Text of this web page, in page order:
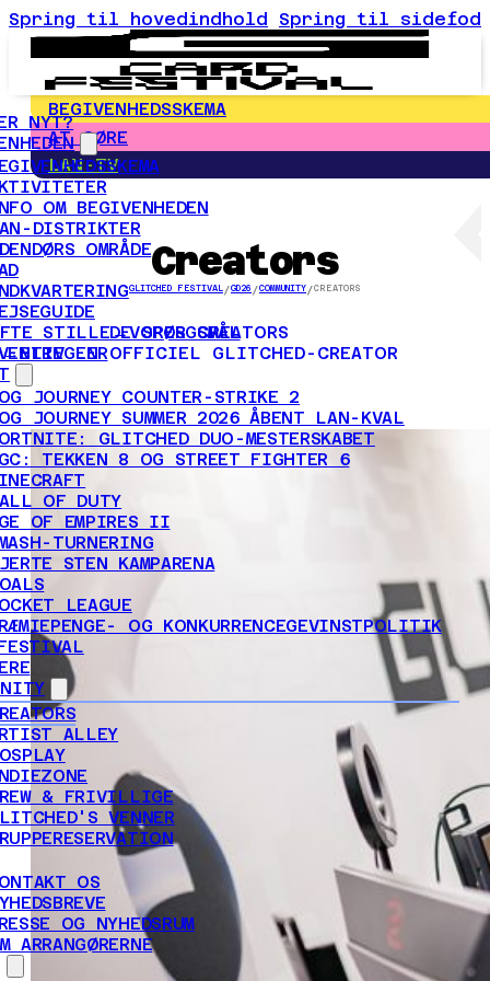
Spring til hovedindhold Spring til sidefod
NYT?
OM BEGIVENHEDEN
DISTRIKTER
OMRÅDE
STILLEDE SPØRGSMÅL
JOURNEY COUNTER-STRIKE 2
JOURNEY SUMMER 2026 ÅBENT LAN-KVAL
GLITCHED DUO-MESTERSKABET
TEKKEN 8 OG STREET FIGHTER 6
OF DUTY
OF EMPIRES II
TURNERING
STEN KAMPARENA
LEAGUE
OG KONKURRENCEGEVINSTPOLITIK
ALLEY
& FRIVILLIGE
VENNER
OS
OG NYHEDSRUM
ARRANGØRERNE
BEGIVENHEDSSKEMA
AT GØRE
LAN-TV
Creators
GLITCHED FESTIVAL /GD26 /COMMUNITY /CREATORS
VORES CREATORS
BLIV EN OFFICIEL GLITCHED-CREATOR